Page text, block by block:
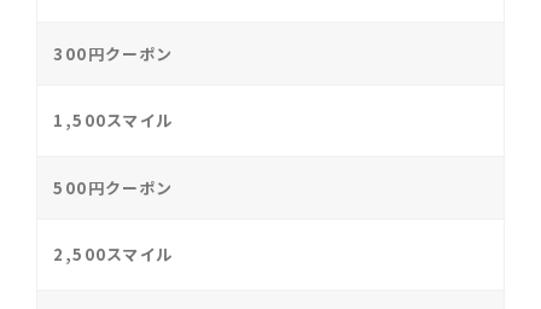
300円クーポン
1,500スマイル
500円クーポン
2,500スマイル